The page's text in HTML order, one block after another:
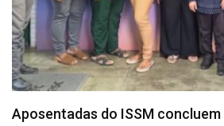
Aposentadas do ISSM